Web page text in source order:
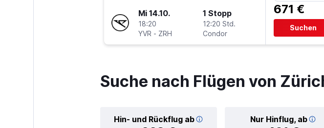
Mi 14.10.
18:20
YVR - ZRH
1 Stopp
12:20 Std.
Condor
671 €
Suchen
Suche nach Flügen von
Hin- und Rückflug ab Nur Hinflug, ab